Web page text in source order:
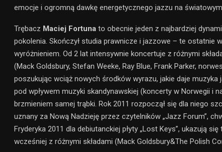
emocje i ogromną dawkę energetycznego jazzu na
Trębacz Maciej Fortuna to obecnie jeden z najbardziej
pokolenia. Skończył studia prawnicze i jazzowe – te ostatnie
wyróżnieniem. Od 2 lat intensywnie koncertuje z różnymi
(Mack Goldsbury, Stefan Weeke, Ray Blue, Frank Parker,
poszukując wciąż nowych środków wyrazu, jakie daje muzyka
pod wpływem muzyki skandynawskiej (koncerty w Norwegii i
brzmieniem samej trąbki. Rok 2011 rozpoczął się dla niego
uznany za Nową Nadzieję przez czytelników „Jazz Forum”,
Fryderyka 2011 dla debiutanckiej płyty „Lost Keys”, ukazują się
wcześniej z różnymi składami (Mack Goldsbury&The Polish